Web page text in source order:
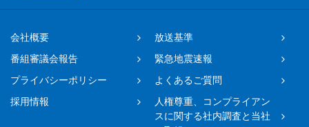
会社概要
放送基準
番組審議会報告
緊急地震速報
プライバシーポリシー
よくあるご質問
採用情報
人権尊重、コンプライアン
スに関する社内調査と当社